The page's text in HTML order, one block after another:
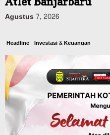
Agustus 7, 2026
Headline Investasi & Keuangan
KUA-PPAS 2027
Miliar, Pendapatan
1,37 Triliun, Tutup
SiLPA
Agustus 7, 2026